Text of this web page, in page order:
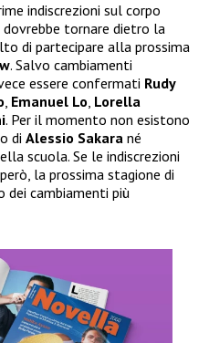
indiscrezioni sul corpo
dovrebbe tornare dietro la
di partecipare alla prossima
. Salvo cambiamenti
essere confermati Rudy
, Emanuel Lo, Lorella
. Per il momento non esistono
di Alessio Sakara né
scuola. Se le indiscrezioni
la prossima stagione di
dei cambiamenti più